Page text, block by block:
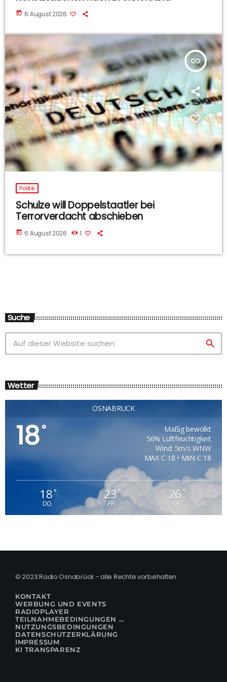
today 6 August 2026
insert_link
Politik
Schulze will Doppelstaatler bei
Terrorverdacht abschieben
today 6 August 2026 1
Suche
search
Wetter
OSNABRÜCK
18°
Mäßig bewölkt
56% Luftfeuchtigkeit
Wind: 5m/s WNW
MAX C 18 • MIN C 18
18°
DO
23°
FR
26°
SA
© 2023 Radio Osnabrück - alle Rechte vorbehalten
KONTAKT
WERBUNG UND EVENTS
RADIOPLAYER
TEILNAHMEBEDINGUNGEN FÜR GEWINNSPIELE
NUTZUNGSBEDINGUNGEN
DATENSCHUTZERKLÄRUNG
IMPRESSUM
KI TRANSPARENZ